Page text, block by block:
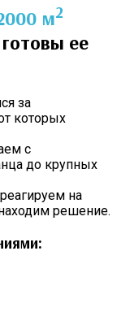
м2
ее
за
которых
с
до крупных
на
решение.